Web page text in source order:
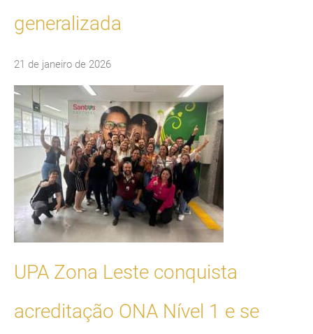
generalizada
21 de janeiro de 2026
UPA Zona Leste conquista
acreditação ONA Nível 1 e se